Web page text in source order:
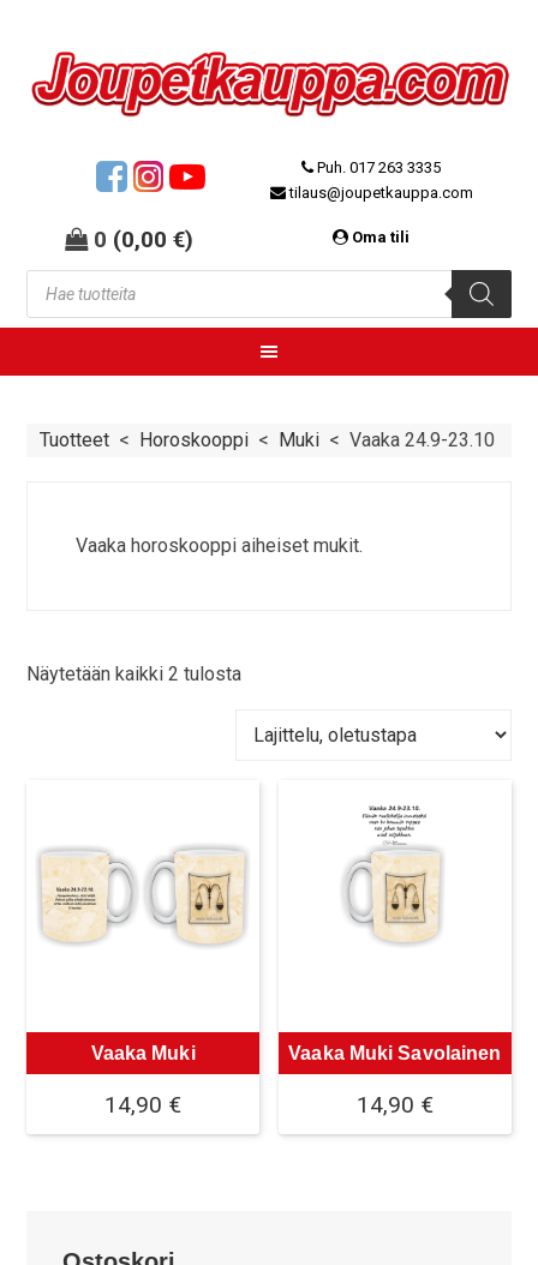
0 (0,00€)
Puh. 017 263 3335
tilaus@joupetkauppa.com
Oma tili
Tuotteet < Horoskooppi < Muki <Vaaka 24.9-23.10
Vaaka horoskooppi aiheiset mukit.
Näytetään kaikki 2 tulosta
Vaaka Muki
14,90 €
Vaaka Muki Savolainen
14,90 €